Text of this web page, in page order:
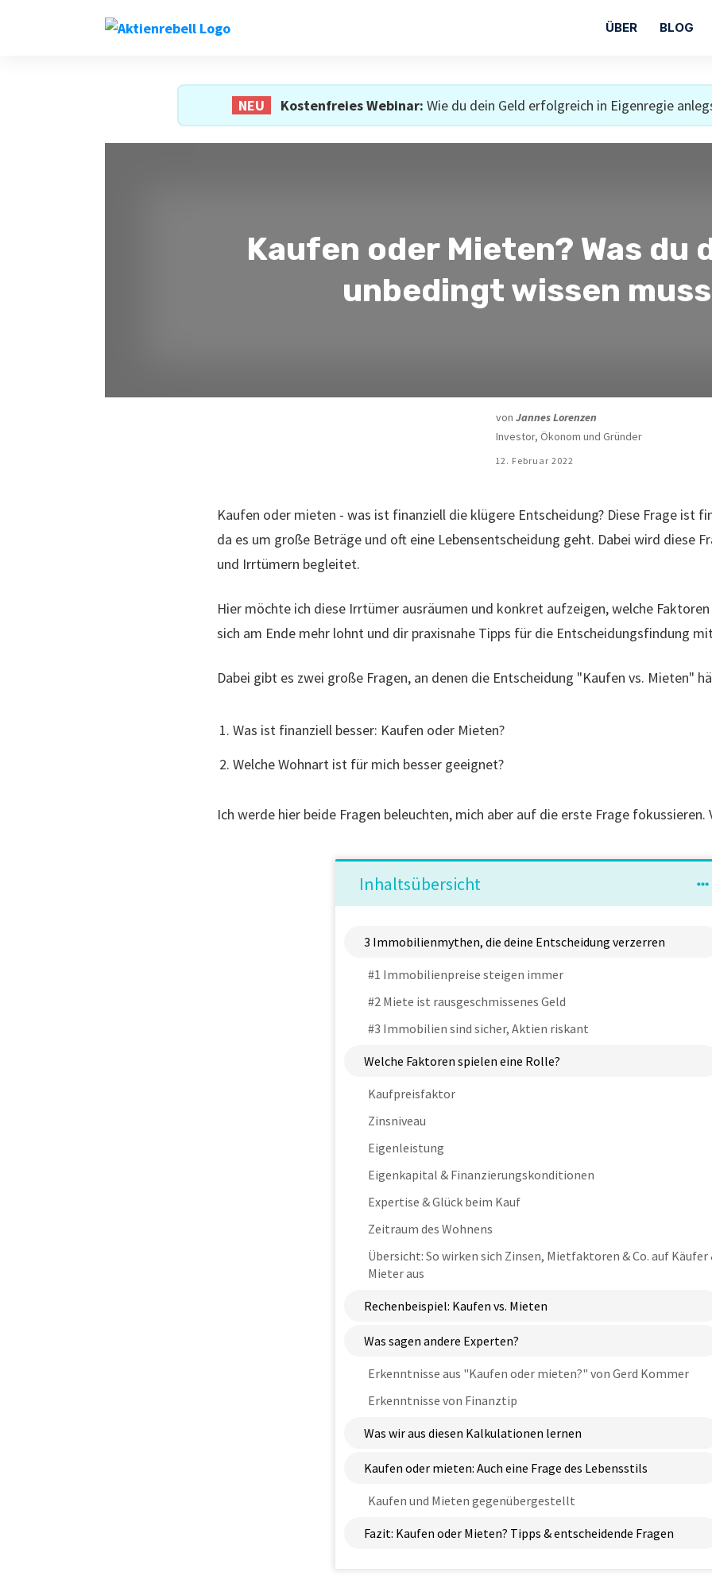
ÜBER BLOG
NEU Kostenfreies Webinar: Wie du dein Geld erfolgreich in Eigenregie
Kaufen oder Mieten? Was du
unbedingt wissen
von Jannes Lorenzen
Investor, Ökonom und Gründer
12. Februar 2022
Kaufen oder mieten - was ist finanziell die klügere Entscheidung? Diese Frage ist
da es um große Beträge und oft eine Lebensentscheidung geht. Dabei wird diese
und Irrtümern begleitet.
Hier möchte ich diese Irrtümer ausräumen und konkret aufzeigen, welche
sich am Ende mehr lohnt und dir praxisnahe Tipps für die Entscheidungsfindung
Dabei gibt es zwei große Fragen, an denen die Entscheidung "Kaufen vs. Mieten"
Was ist finanziell besser: Kaufen oder Mieten?
Welche Wohnart ist für mich besser geeignet?
Ich werde hier beide Fragen beleuchten, mich aber auf die erste Frage fokussieren.
Inhaltsübersicht
3 Immobilienmythen, die deine Entscheidung verzerren
#1 Immobilienpreise steigen immer
#2 Miete ist rausgeschmissenes Geld
#3 Immobilien sind sicher, Aktien riskant
Welche Faktoren spielen eine Rolle?
Kaufpreisfaktor
Zinsniveau
Eigenleistung
Eigenkapital & Finanzierungskonditionen
Expertise & Glück beim Kauf
Zeitraum des Wohnens
Übersicht: So wirken sich Zinsen, Mietfaktoren & Co. auf Käufer
Mieter aus
Rechenbeispiel: Kaufen vs. Mieten
Was sagen andere Experten?
Erkenntnisse aus "Kaufen oder mieten?" von Gerd Kommer
Erkenntnisse von Finanztip
Was wir aus diesen Kalkulationen lernen
Kaufen oder mieten: Auch eine Frage des Lebensstils
Kaufen und Mieten gegenübergestellt
Fazit: Kaufen oder Mieten? Tipps & entscheidende Fragen